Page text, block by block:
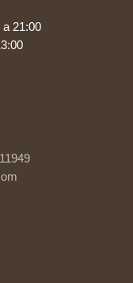
a 21:00